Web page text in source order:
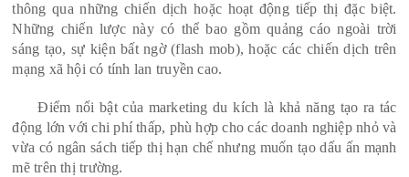
thông qua những chiến dịch hoặc hoạt động tiếp thị đặc biệt.
Những chiến lược này có thể bao gồm quảng cáo ngoài trời
sáng tạo, sự kiện bất ngờ (flash mob), hoặc các chiến dịch trên
mạng xã hội có tính lan truyền cao.
Điểm nổi bật của marketing du kích là khả năng tạo ra tác
động lớn với chi phí thấp, phù hợp cho các doanh nghiệp nhỏ và
vừa có ngân sách tiếp thị hạn chế nhưng muốn tạo dấu ấn mạnh
mẽ trên thị trường.